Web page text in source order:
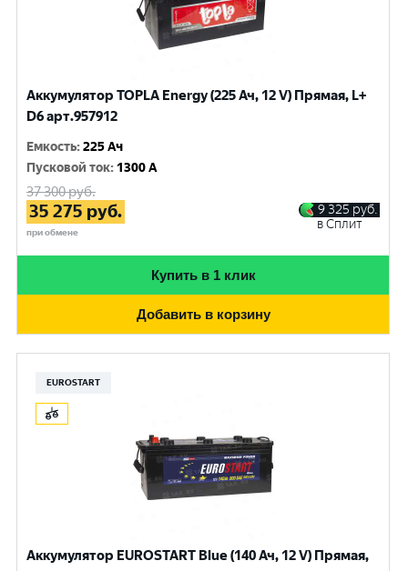
Аккумулятор TOPLA Energy (225 Ач, 12 V) Прямая, L+
D6 арт.957912
Емкость:225 Ач
Пусковой ток: 1300 A
37 300руб.
35 275 руб.
при обмене
9 325 руб.
в Сплит
Купить в 1 клик
Добавить в корзину
EUROSTART
Аккумулятор EUROSTART Blue (140 Ач, 12 V) Прямая,